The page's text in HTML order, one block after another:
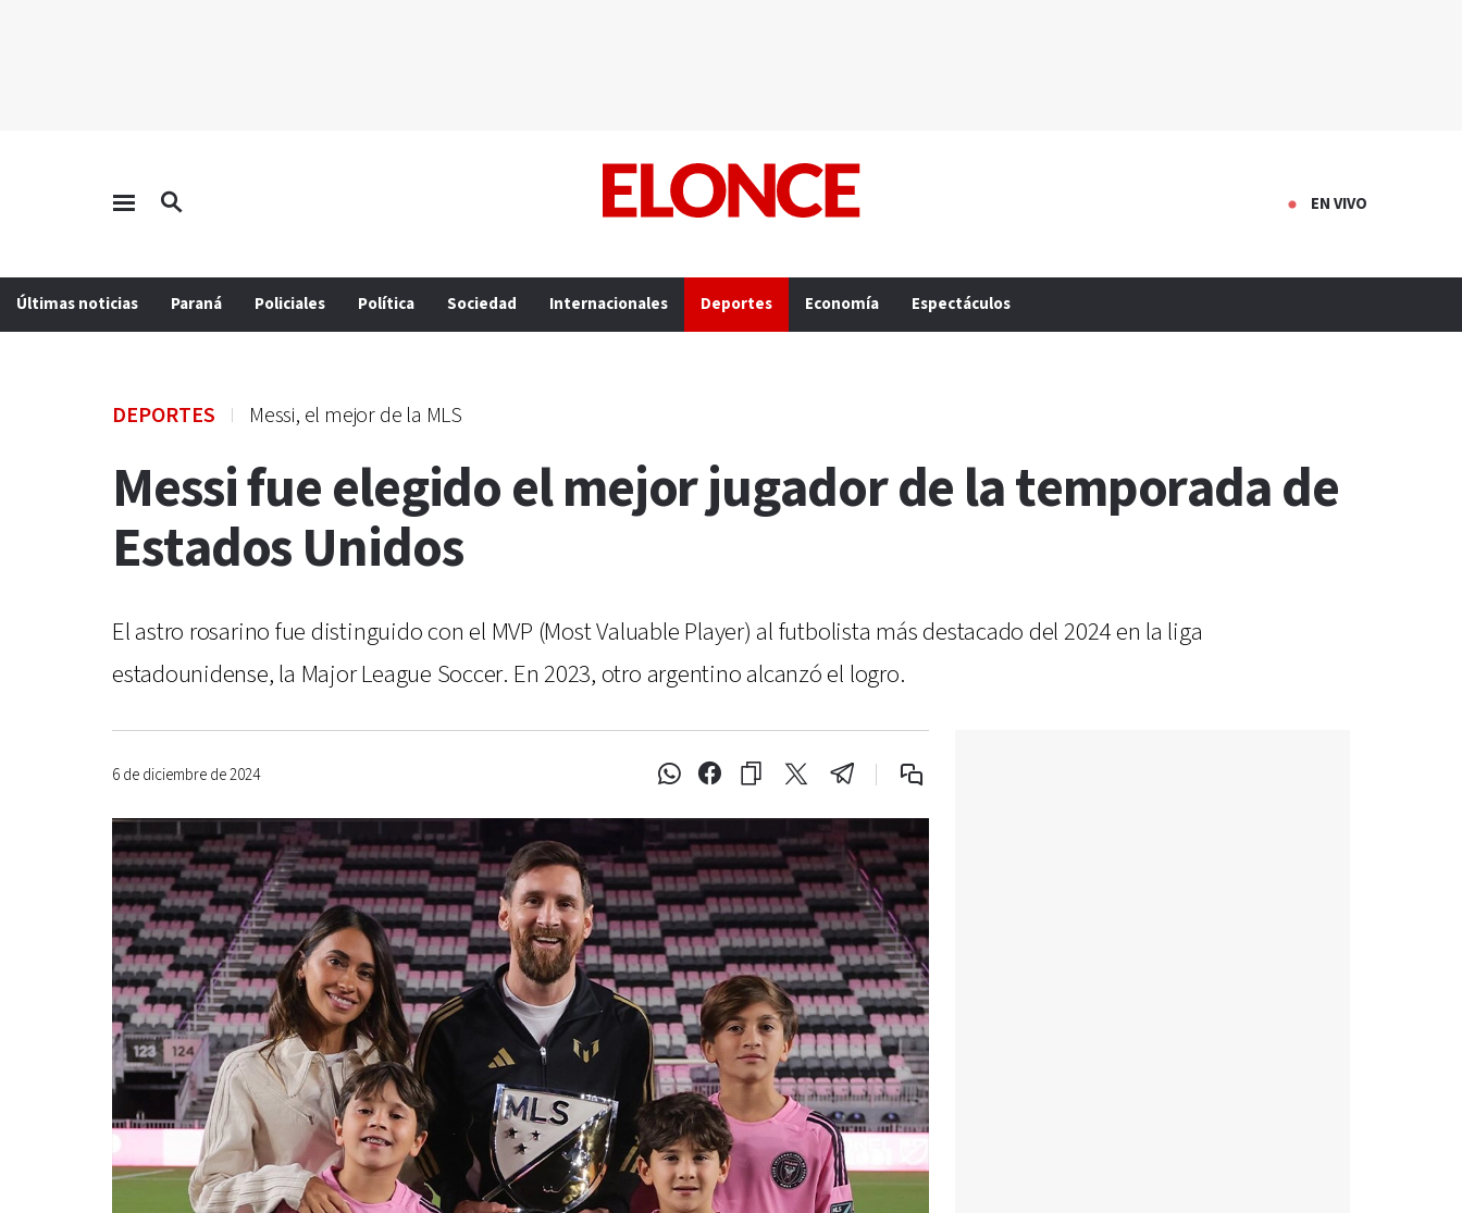
EN VIVO
Últimas noticias Paraná Policiales Política Sociedad Internacionales Deportes Economía Espectáculos
DEPORTES Messi, el mejor de la MLS
Messi fue elegido el mejor jugador de la temporada de
Estados Unidos
El astro rosarino fue distinguido con el MVP (Most Valuable Player) al futbolista más destacado del 2024 en la liga
estadounidense, la Major League Soccer. En 2023, otro argentino alcanzó el logro.
6 de diciembre de 2024